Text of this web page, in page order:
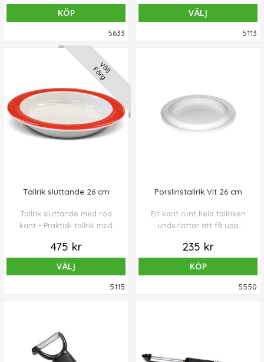
KÖP
5633
från tallriken.
VÄLJ
5113
Välj
Färg
Tallrik sluttande 26 cm
Tallrik sluttande med röd
kant - Praktisk tallrik med
det lättare att få upp maten
från tallriken.
475 kr
VÄLJ
5115
Porslinstallrik Vit 26 cm
En kant runt hela tallriken
underlättar att få upp
cm (mattallrik) och vikt 614
gr.
235 kr
KÖP
5550